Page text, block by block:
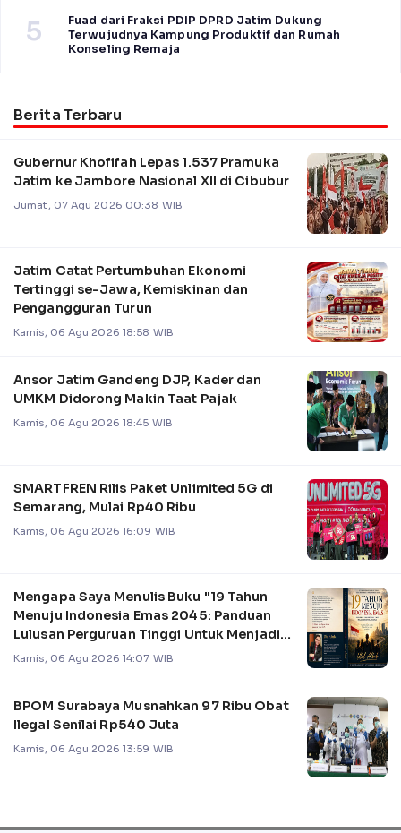
5
Fuad dari Fraksi PDIP DPRD Jatim Dukung
Terwujudnya Kampung Produktif dan Rumah
Konseling Remaja
Berita Terbaru
Gubernur Khofifah Lepas 1.537 Pramuka
Jatim ke Jambore Nasional XII di Cibubur
Jumat, 07 Agu 2026 00:38 WIB
Jatim Catat Pertumbuhan Ekonomi
Tertinggi se-Jawa, Kemiskinan dan
Pengangguran Turun
Kamis, 06 Agu 2026 18:58 WIB
Ansor Jatim Gandeng DJP, Kader dan
UMKM Didorong Makin Taat Pajak
Kamis, 06 Agu 2026 18:45 WIB
SMARTFREN Rilis Paket Unlimited 5G di
Semarang, Mulai Rp40 Ribu
Kamis, 06 Agu 2026 16:09 WIB
Mengapa Saya Menulis Buku "19 Tahun
Menuju Indonesia Emas 2045: Panduan
Lulusan Perguruan Tinggi Untuk Menjadi
Pemimpin
Kamis, 06 Agu 2026 14:07 WIB
BPOM Surabaya Musnahkan 97 Ribu Obat
Ilegal Senilai Rp540 Juta
Kamis, 06 Agu 2026 13:59 WIB